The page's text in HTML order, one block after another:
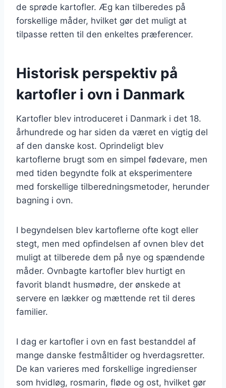
de sprøde kartofler. Æg kan tilberedes på
forskellige måder, hvilket gør det muligt at
tilpasse retten til den enkeltes præferencer.
Historisk perspektiv på
kartofler i ovn i Danmark
Kartofler blev introduceret i Danmark i det 18.
århundrede og har siden da været en vigtig del
af den danske kost. Oprindeligt blev
kartoflerne brugt som en simpel fødevare, men
med tiden begyndte folk at eksperimentere
med forskellige tilberedningsmetoder, herunder
bagning i ovn.
I begyndelsen blev kartoflerne ofte kogt eller
stegt, men med opfindelsen af ovnen blev det
muligt at tilberede dem på nye og spændende
måder. Ovnbagte kartofler blev hurtigt en
favorit blandt husmødre, der ønskede at
servere en lækker og mættende ret til deres
familier.
I dag er kartofler i ovn en fast bestanddel af
mange danske festmåltider og hverdagsretter.
De kan varieres med forskellige ingredienser
som hvidløg, rosmarin, fløde og ost, hvilket gør